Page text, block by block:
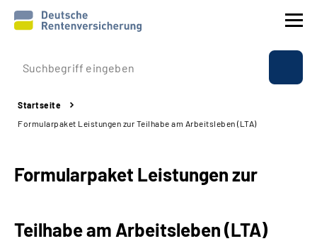
Prävention
Reha
Experten
Startseite
Formularpaket Leistungen zur Teilhabe am Arbeitsleben (LTA)
Formularpaket Leistungen zur
Teilhabe am Arbeitsleben (LTA)